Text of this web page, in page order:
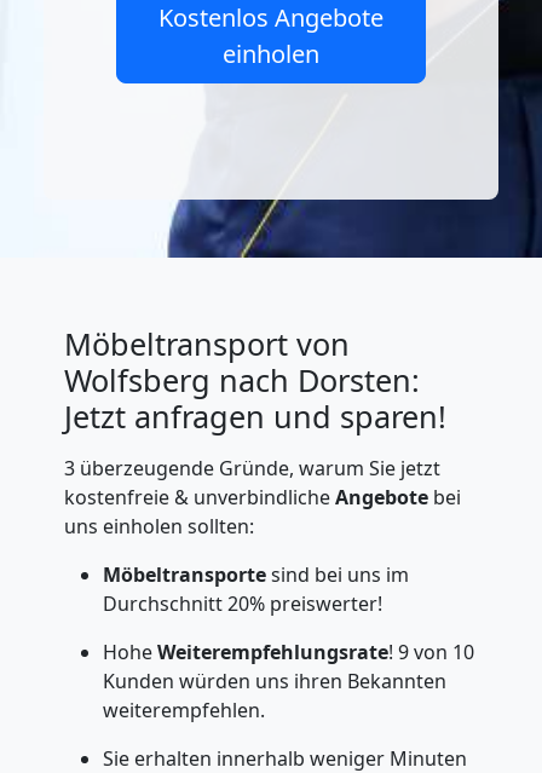
Kostenlos Angebote
einholen
Möbeltransport von
Wolfsberg nach Dorsten:
Jetzt anfragen und sparen!
3 überzeugende Gründe, warum Sie jetzt
kostenfreie & unverbindlicheAngebote bei
uns einholen sollten:
Möbeltransportesind bei uns im
Durchschnitt 20% preiswerter!
HoheWeiterempfehlungsrate! 9 von 10
Kunden würden uns ihren Bekannten
weiterempfehlen.
Sie erhalten innerhalb weniger Minuten